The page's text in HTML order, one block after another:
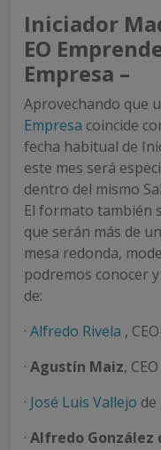
Iniciador
EO
Empresa –
Aprovechando que
Empresa coincide
fecha habitual de
este mes será
dentro del mismo
El formato también
que serán más de
mesa redonda,
podremos conocer
de:
· Alfredo Rivela ,
· Agustín Maiz,
· José Luis Vallejo de
· Alfredo González